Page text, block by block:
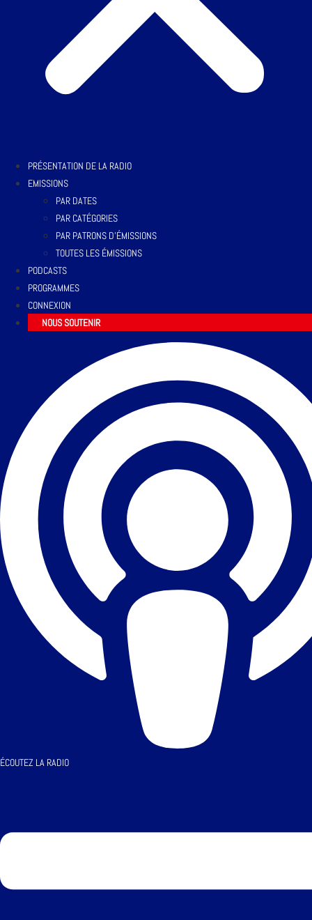
PRÉSENTATION DE LA RADIO
EMISSIONS
PAR DATES
PAR CATÉGORIES
PAR PATRONS D’ÉMISSIONS
TOUTES LES ÉMISSIONS
PODCASTS
PROGRAMMES
CONNEXION
NOUS SOUTENIR
ÉCOUTEZ LA RADIO